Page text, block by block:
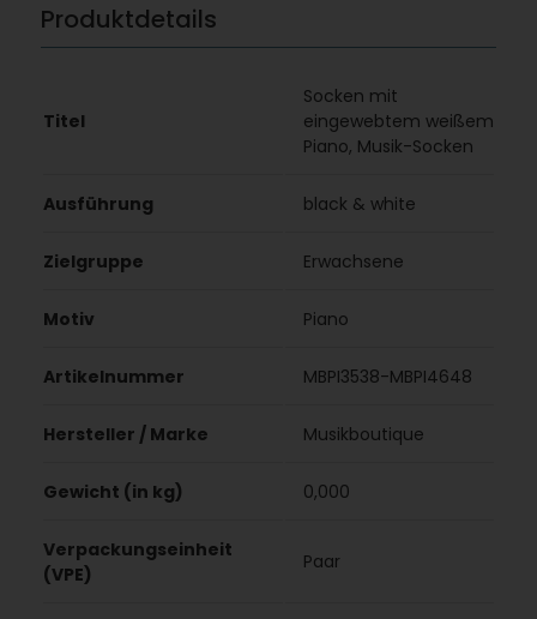
Produktdetails
Titel
Socken mit
eingewebtem weißem
Piano, Musik-Socken
Ausführung black & white
Zielgruppe Erwachsene
Motiv Piano
Artikelnummer MBPI3538-MBPI4648
Hersteller / Marke Musikboutique
Gewicht (in kg) 0,000
Verpackungseinheit
(VPE)
Paar